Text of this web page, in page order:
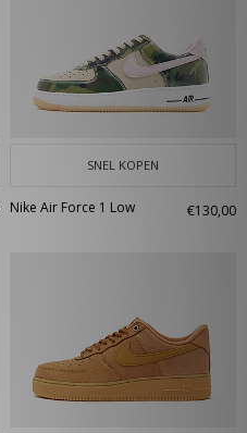
SNEL KOPEN
Nike Air Force 1 Low €130,00